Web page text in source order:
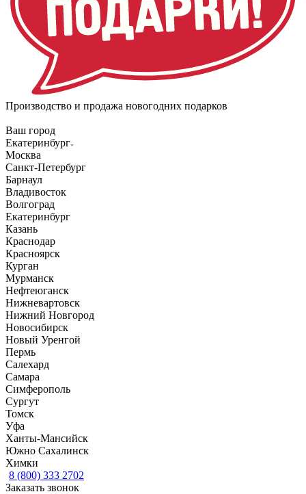
Производство и продажа новогодних подарков
Ваш город
Екатеринбург
Москва
Санкт-Петербург
Барнаул
Владивосток
Волгоград
Екатеринбург
Казань
Краснодар
Красноярск
Курган
Мурманск
Нефтеюганск
Нижневартовск
Нижний Новгород
Новосибирск
Новый Уренгой
Пермь
Салехард
Самара
Симферополь
Сургут
Томск
Уфа
Ханты-Мансийск
Южно Сахалинск
Химки
8 (800) 333 2702
Заказать звонок